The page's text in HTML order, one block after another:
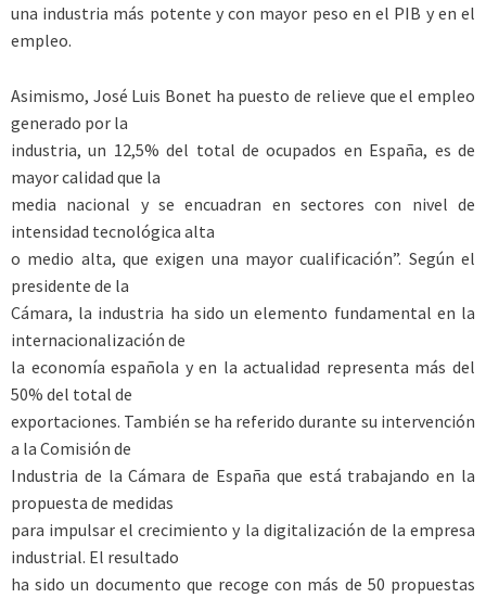
una industria más potente y con mayor peso en el PIB y en el
empleo.
Asimismo, José Luis Bonet ha puesto de relieve que el empleo
generado por la
industria, un 12,5% del total de ocupados en España, es de
mayor calidad que la
media nacional y se encuadran en sectores con nivel de
intensidad tecnológica alta
o medio alta, que exigen una mayor cualificación”. Según el
presidente de la
Cámara, la industria ha sido un elemento fundamental en la
internacionalización de
la economía española y en la actualidad representa más del
50% del total de
exportaciones. También se ha referido durante su intervención
a la Comisión de
Industria de la Cámara de España que está trabajando en la
propuesta de medidas
para impulsar el crecimiento y la digitalización de la empresa
industrial. El resultado
ha sido un documento que recoge con más de 50 propuestas